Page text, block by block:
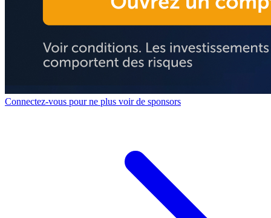
Connectez-vous pour ne plus voir de sponsors